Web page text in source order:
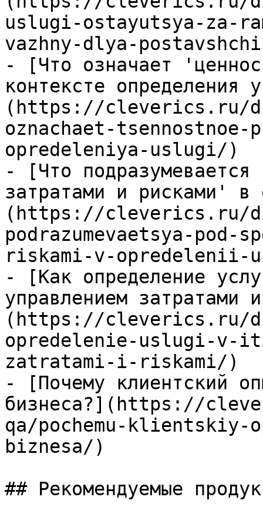
uslugi-ostayutsya-za-
vazhny-dlya-
- [Что означает
контексте определения
(https://cleverics.ru/
oznachaet-
opredeleniya-uslugi/)
- [Что подразумевается
затратами и рисками' в
(https://cleverics.ru/
podrazumevaetsya-
riskami-v-opredelenii-
- [Как определение
управлением затратами
(https://cleverics.ru/
opredelenie-uslugi-v-
zatratami-i-riskami/)
- [Почему клиентский
бизнеса?](https://
qa/pochemu-klientskiy-
biznesa/)
## Рекомендуемые